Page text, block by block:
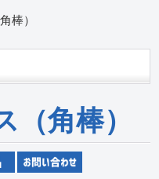
棒）
（角棒）